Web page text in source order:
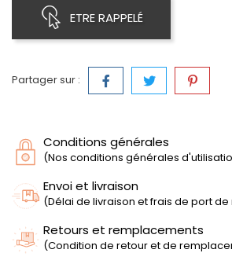
ETRE RAPPELÉ
Partager sur :
Conditions générales
(Nos conditions générales
Envoi et livraison
(Délai de livraison et frais de port
Retours et remplacements
(Condition de retour et de